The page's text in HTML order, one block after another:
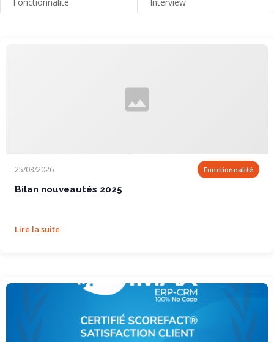
25/03/2026 Fonctionnalité
Bilan nouveautés 2025
Lire la suite